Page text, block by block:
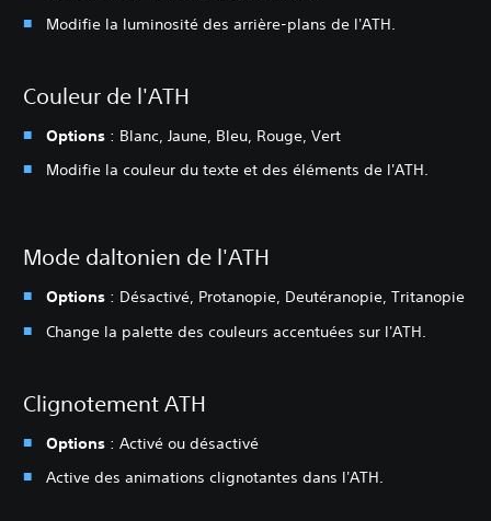
Modifie la luminosité des arrière-plans de l'ATH.
Couleur de l'ATH
Options : Blanc, Jaune, Bleu, Rouge, Vert
Modifie la couleur du texte et des éléments de l'ATH.
Mode daltonien de l'ATH
Options : Désactivé, Protanopie, Deutéranopie, Tritanopie
Change la palette des couleurs accentuées sur l'ATH.
Clignotement ATH
Options : Activé ou désactivé
Active des animations clignotantes dans l'ATH.